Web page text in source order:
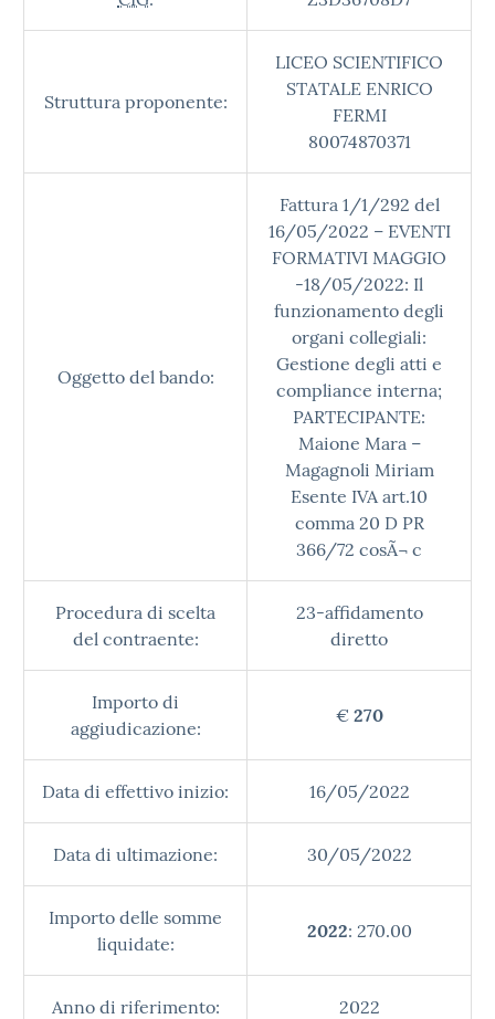
Struttura proponente:
LICEO SCIENTIFICO
STATALE ENRICO
FERMI
80074870371
Oggetto del bando:
Fattura 1/1/292 del
16/05/2022 – EVENTI
FORMATIVI MAGGIO
-18/05/2022: Il
funzionamento degli
organi collegiali:
Gestione degli atti e
compliance interna;
PARTECIPANTE:
Maione Mara –
Magagnoli Miriam
Esente IVA art.10
comma 20 D PR
366/72 cosÃ¬ c
Procedura di scelta
del contraente:
23-affidamento
diretto
Importo di
aggiudicazione:
€ 270
Data di effettivo inizio: 16/05/2022
Data di ultimazione: 30/05/2022
Importo delle somme
liquidate:
2022: 270.00
Anno di riferimento: 2022